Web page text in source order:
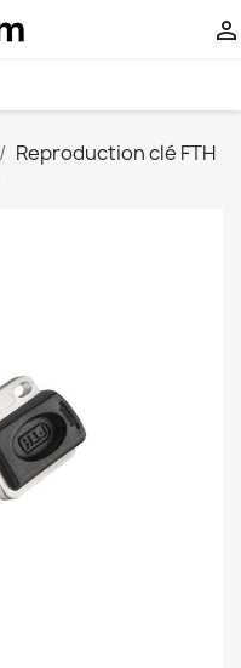

Reproduction clé FTH